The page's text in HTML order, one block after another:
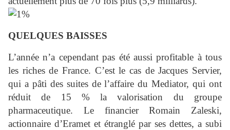
QUELQUES BAISSES
L’année n’a cependant pas été aussi profitable à tous
les riches de France. C’est le cas de Jacques Servier,
qui a pâti des suites de l’affaire du Mediator, qui ont
réduit de 15 % la valorisation du groupe
pharmaceutique. Le financier Romain Zaleski,
actionnaire d’Eramet et étranglé par ses dettes, a subi